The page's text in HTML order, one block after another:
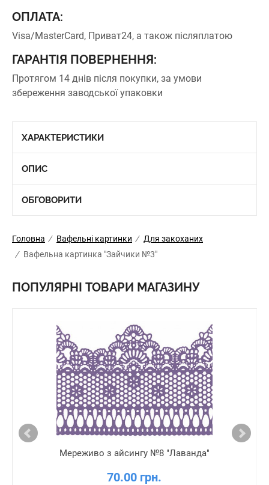
ОПЛАТА:
Visa/MasterCard, Приват24, а також післяплатою
ГАРАНТІЯ ПОВЕРНЕННЯ:
Протягом 14 днів після покупки, за умови
збереження заводської упаковки
ХАРАКТЕРИСТИКИ
ОПИС
ОБГОВОРИТИ
Головна / Вафельні картинки / Для закоханих
/ Вафельна картинка "Зайчики №3"
ПОПУЛЯРНІ ТОВАРИ МАГАЗИНУ
Мереживо з айсингу №8 "Лаванда"
70.00 грн.